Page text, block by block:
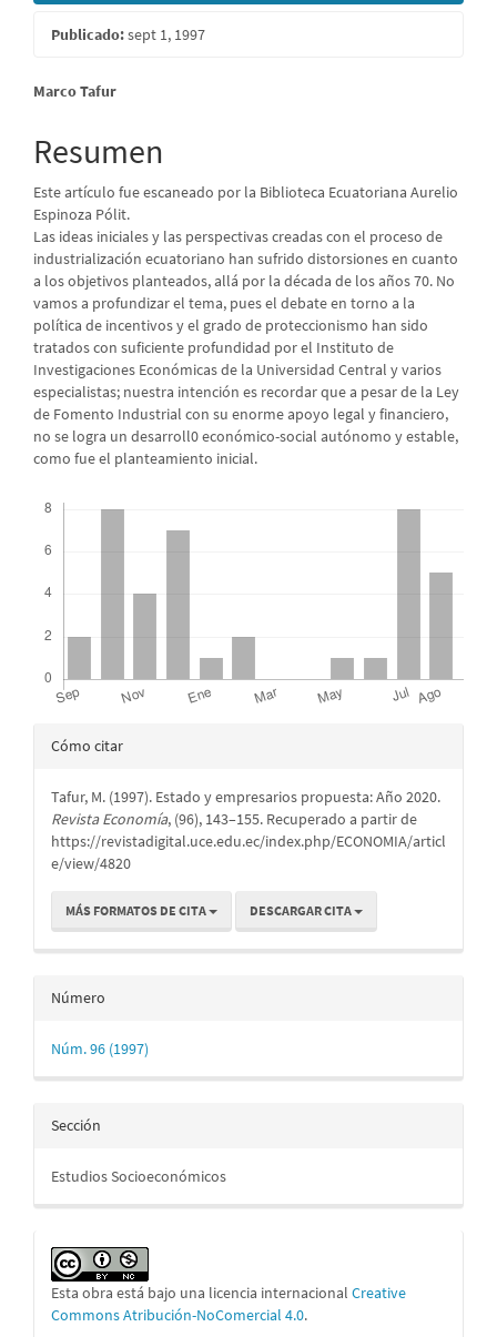
Publicado:sept 1, 1997
Contenido
principal
del
artículo
Marco Tafur
Resumen
Este artículo fue escaneado por la Biblioteca Ecuatoriana Aurelio
Espinoza Pólit.
Las ideas iniciales y las perspectivas creadas con el proceso de
industrialización ecuatoriano han sufrido distorsiones en cuanto
a los objetivos planteados, allá por la década de los años 70. No
vamos a profundizar el tema, pues el debate en torno a la
política de incentivos y el grado de proteccionismo han sido
tratados con suficiente profundidad por el Instituto de
Investigaciones Económicas de la Universidad Central y varios
especialistas; nuestra intención es recordar que a pesar de la Ley
de Fomento Industrial con su enorme apoyo legal y financiero,
no se logra un desarroll0 económico-social autónomo y estable,
como fue el planteamiento inicial.
Detalles
artículo
Cómo citar
Tafur, M. (1997). Estado y empresarios propuesta: Año 2020.
Revista Economía, (96), 143–155. Recuperado a partir de
https://revistadigital.uce.edu.ec/index.php/ECONOMIA/articl
e/view/4820
MÁS FORMATOS DE CITA DESCARGAR CITA
Número
Núm. 96 (1997)
Sección
Estudios Socioeconómicos
Esta obra está bajo una licencia internacional Creative
Commons Atribución-NoComercial 4.0.